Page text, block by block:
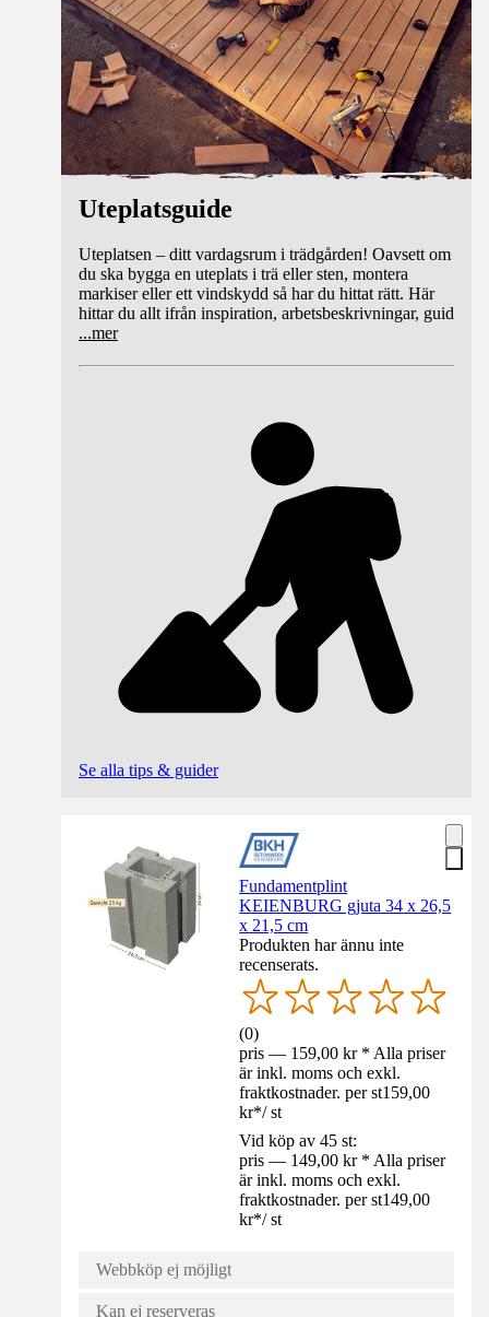
Uteplatsguide
Uteplatsen – ditt vardagsrum i trädgården! Oavsett om
du ska bygga en uteplats i trä eller sten, montera
markiser eller ett vindskydd så har du hittat rätt. Här
hittar du allt ifrån inspiration, arbetsbeskrivningar, guid
...mer
Se alla tips & guider
Fundamentplint
KEIENBURG gjuta 34 x 26,5
x 21,5 cm
Produkten har ännu inte
recenserats.
(0)
pris — 159,00 kr * Alla priser
är inkl. moms och exkl.
fraktkostnader. per st159,00
kr*/ st
Vid köp av 45 st:
pris — 149,00 kr * Alla priser
är inkl. moms och exkl.
fraktkostnader. per st149,00
kr*/ st
Webbköp ej möjligt
Kan ej reserveras